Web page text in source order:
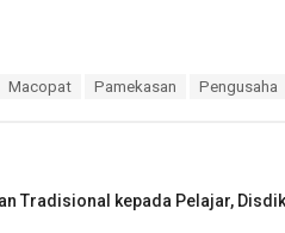
Macopat Pamekasan Pengusaha
Tradisional kepada Pelajar,